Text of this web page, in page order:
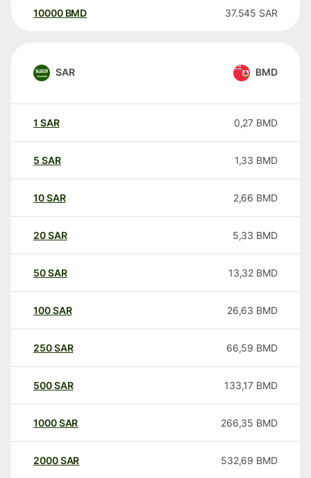
10000 BMD 37.545 SAR
SAR BMD
1 SAR 0,27 BMD
5 SAR 1,33 BMD
10SAR 2,66 BMD
20SAR 5,33 BMD
50SAR 13,32 BMD
100SAR 26,63 BMD
250SAR 66,59 BMD
500SAR 133,17 BMD
1000SAR 266,35 BMD
2000SAR 532,69 BMD